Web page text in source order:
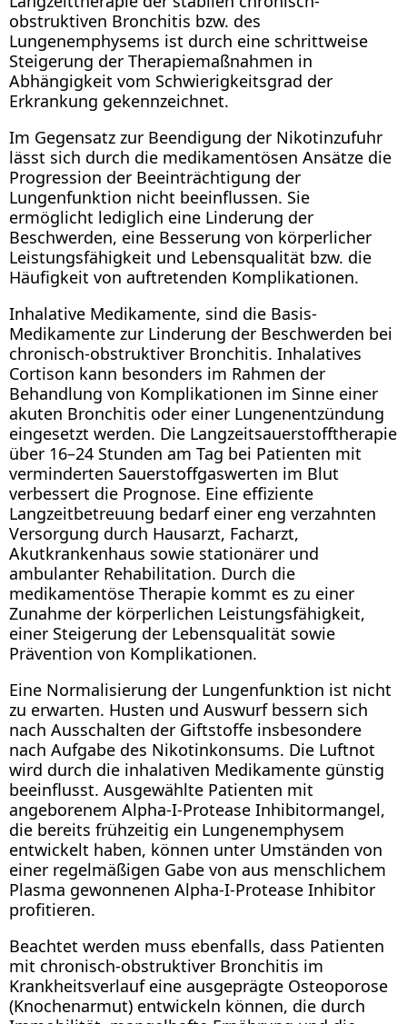
obstruktiven Bronchitis bzw. des
Lungenemphysems ist durch eine schrittweise
Steigerung der Therapiemaßnahmen in
Abhängigkeit vom Schwierigkeitsgrad der
Erkrankung gekennzeichnet.
Im Gegensatz zur Beendigung der Nikotinzufuhr
lässt sich durch die medikamentösen Ansätze die
Progression der Beeinträchtigung der
Lungenfunktion nicht beeinflussen. Sie
ermöglicht lediglich eine Linderung der
Beschwerden, eine Besserung von körperlicher
Leistungsfähigkeit und Lebensqualität bzw. die
Häufigkeit von auftretenden Komplikationen.
Inhalative Medikamente, sind die Basis-
Medikamente zur Linderung der Beschwerden bei
chronisch-obstruktiver Bronchitis. Inhalatives
Cortison kann besonders im Rahmen der
Behandlung von Komplikationen im Sinne einer
akuten Bronchitis oder einer Lungenentzündung
eingesetzt werden. Die Langzeitsauerstofftherapie
über 16–24 Stunden am Tag bei Patienten mit
verminderten Sauerstoffgaswerten im Blut
verbessert die Prognose. Eine effiziente
Langzeitbetreuung bedarf einer eng verzahnten
Versorgung durch Hausarzt, Facharzt,
Akutkrankenhaus sowie stationärer und
ambulanter Rehabilitation. Durch die
medikamentöse Therapie kommt es zu einer
Zunahme der körperlichen Leistungsfähigkeit,
einer Steigerung der Lebensqualität sowie
Prävention von Komplikationen.
Eine Normalisierung der Lungenfunktion ist nicht
zu erwarten. Husten und Auswurf bessern sich
nach Ausschalten der Giftstoffe insbesondere
nach Aufgabe des Nikotinkonsums. Die Luftnot
wird durch die inhalativen Medikamente günstig
beeinflusst. Ausgewählte Patienten mit
angeborenem Alpha-I-Protease Inhibitormangel,
die bereits frühzeitig ein Lungenemphysem
entwickelt haben, können unter Umständen von
einer regelmäßigen Gabe von aus menschlichem
Plasma gewonnenen Alpha-I-Protease Inhibitor
profitieren.
Beachtet werden muss ebenfalls, dass Patienten
mit chronisch-obstruktiver Bronchitis im
Krankheitsverlauf eine ausgeprägte Osteoporose
(Knochenarmut) entwickeln können, die durch